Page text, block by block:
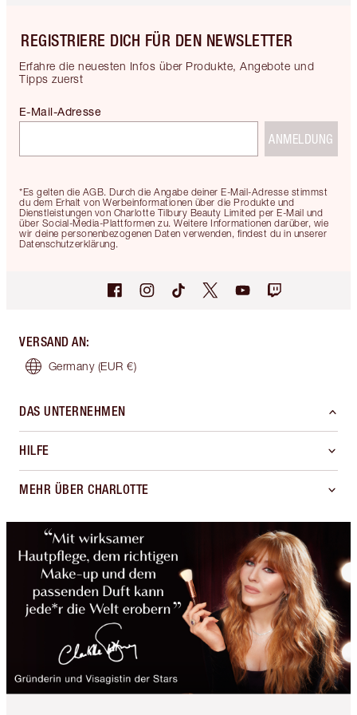
REGISTRIERE DICH FÜR DEN NEWSLETTER
Erfahre die neuesten Infos über Produkte, Angebote und
Tipps zuerst
*Es gelten die AGB. Durch die Angabe deiner E-Mail-Adresse stimmst
du dem Erhalt von Werbeinformationen über die Produkte und
Dienstleistungen von Charlotte Tilbury Beauty Limited per E-Mail und
über Social-Media-Plattformen zu. Weitere Informationen darüber, wie
wir deine personenbezogenen Daten verwenden, findest du in unserer
Datenschutzerklärung.
E-Mail-Adresse
ANMELDUNG
VERSAND AN:
Germany (EUR €)
DAS UNTERNEHMEN
HILFE
MEHR ÜBER CHARLOTTE